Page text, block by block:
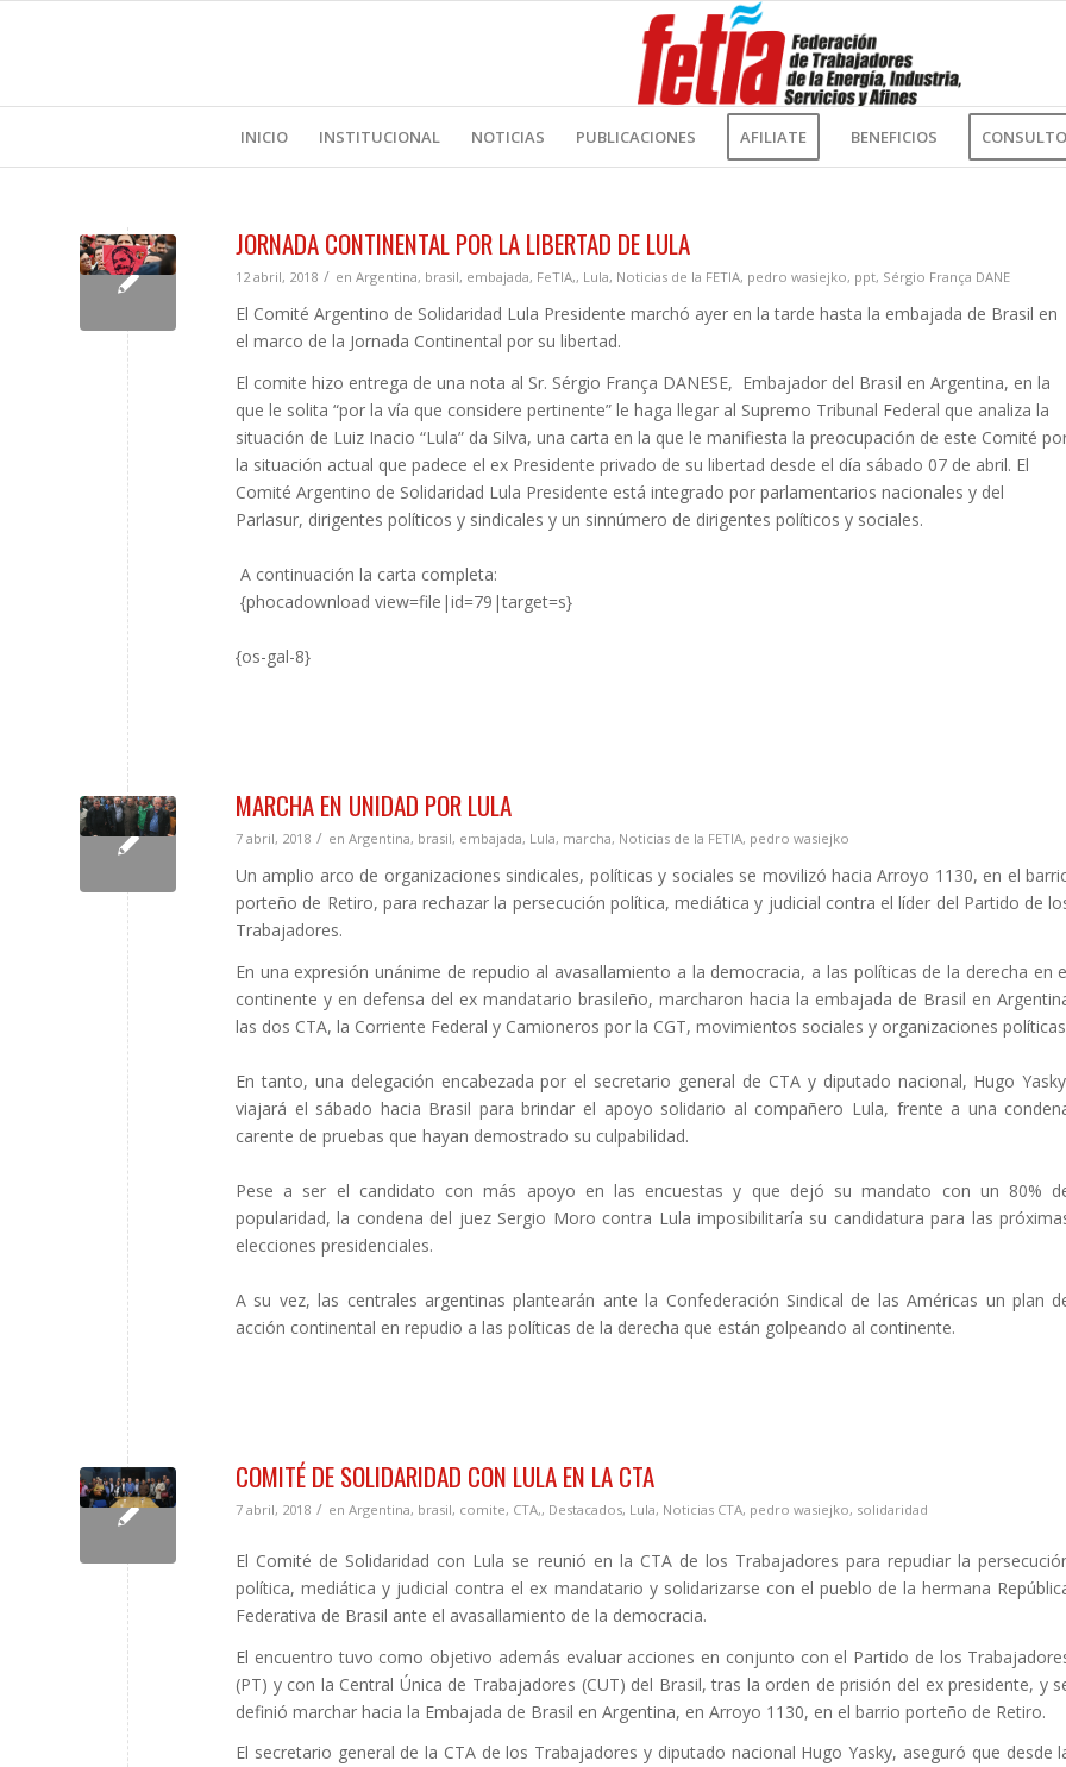
INICIO INSTITUCIONAL NOTICIAS PUBLICACIONES AFILIATE BENEFICIOS
JORNADA CONTINENTAL POR LA LIBERTAD DE LULA
12 abril, 2018 / en Argentina, brasil, embajada, FeTIA,, Lula, Noticias de la FETIA, pedro wasiejko, ppt, Sérgio França DANE
El Comité Argentino de Solidaridad Lula Presidente marchó ayer en la tarde hasta la embajada de Brasil en
el marco de la Jornada Continental por su libertad.
El comite hizo entrega de una nota al Sr. Sérgio França DANESE, Embajador del Brasil en Argentina, en la
que le solita “por la vía que considere pertinente” le haga llegar al Supremo Tribunal Federal que analiza la
situación de Luiz Inacio “Lula” da Silva, una carta en la que le manifiesta la preocupación de este Comité
la situación actual que padece el ex Presidente privado de su libertad desde el día sábado 07 de abril. El
Comité Argentino de Solidaridad Lula Presidente está integrado por parlamentarios nacionales y del
Parlasur, dirigentes políticos y sindicales y un sinnúmero de dirigentes políticos y sociales.
A continuación la carta completa:
{phocadownload view=file|id=79|target=s}
{os-gal-8}
MARCHA EN UNIDAD POR LULA
7 abril, 2018 / en Argentina, brasil, embajada, Lula, marcha, Noticias de la FETIA, pedro wasiejko
Un amplio arco de organizaciones sindicales, políticas y sociales se movilizó hacia Arroyo 1130, en el
porteño de Retiro, para rechazar la persecución política, mediática y judicial contra el líder del Partido de
Trabajadores.
En una expresión unánime de repudio al avasallamiento a la democracia, a las políticas de la derecha en
continente y en defensa del ex mandatario brasileño, marcharon hacia la embajada de Brasil en
las dos CTA, la Corriente Federal y Camioneros por la CGT, movimientos sociales y organizaciones
En tanto, una delegación encabezada por el secretario general de CTA y diputado nacional, Hugo
viajará el sábado hacia Brasil para brindar el apoyo solidario al compañero Lula, frente a una
carente de pruebas que hayan demostrado su culpabilidad.
Pese a ser el candidato con más apoyo en las encuestas y que dejó su mandato con un 80%
popularidad, la condena del juez Sergio Moro contra Lula imposibilitaría su candidatura para las
elecciones presidenciales.
A su vez, las centrales argentinas plantearán ante la Confederación Sindical de las Américas un plan
acción continental en repudio a las políticas de la derecha que están golpeando al continente.
COMITÉ DE SOLIDARIDAD CON LULA EN LA CTA
7 abril, 2018 / en Argentina, brasil, comite, CTA,, Destacados, Lula, Noticias CTA, pedro wasiejko, solidaridad
El Comité de Solidaridad con Lula se reunió en la CTA de los Trabajadores para repudiar la
política, mediática y judicial contra el ex mandatario y solidarizarse con el pueblo de la hermana
Federativa de Brasil ante el avasallamiento de la democracia.
El encuentro tuvo como objetivo además evaluar acciones en conjunto con el Partido de los
(PT) y con la Central Única de Trabajadores (CUT) del Brasil, tras la orden de prisión del ex presidente, y
definió marchar hacia la Embajada de Brasil en Argentina, en Arroyo 1130, en el barrio porteño de Retiro.
El secretario general de la CTA de los Trabajadores y diputado nacional Hugo Yasky, aseguró que desde